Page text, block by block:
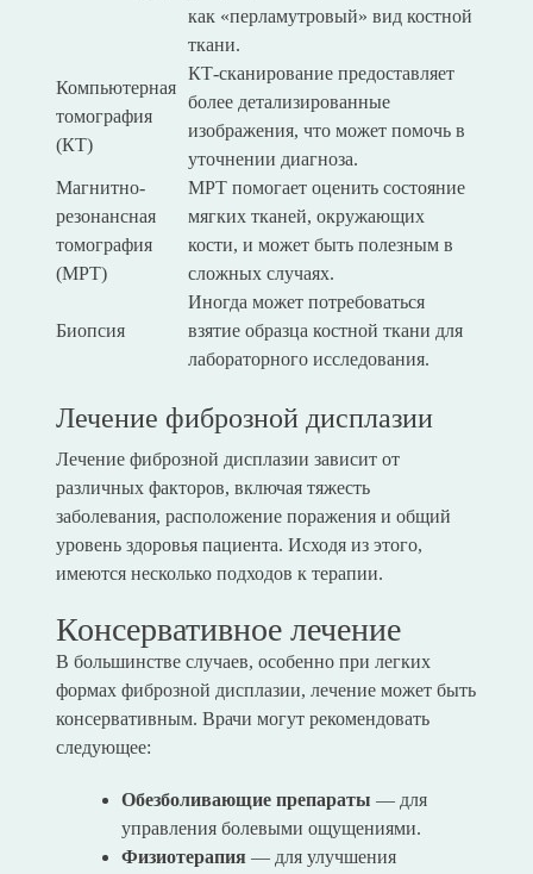
как «перламутровый» вид костной
ткани.
Компьютерная
томография
(КТ)
КТ-сканирование предоставляет
более детализированные
изображения, что может помочь в
уточнении диагноза.
Магнитно-
резонансная
томография
(МРТ)
МРТ помогает оценить состояние
мягких тканей, окружающих
кости, и может быть полезным в
сложных случаях.
Биопсия
Иногда может потребоваться
взятие образца костной ткани для
лабораторного исследования.
Лечение фиброзной дисплазии
Лечение фиброзной дисплазии зависит от
различных факторов, включая тяжесть
заболевания, расположение поражения и общий
уровень здоровья пациента. Исходя из этого,
имеются несколько подходов к терапии.
Консервативное лечение
В большинстве случаев, особенно при легких
формах фиброзной дисплазии, лечение может быть
консервативным. Врачи могут рекомендовать
следующее:
Обезболивающие препараты — для
управления болевыми ощущениями.
Физиотерапия — для улучшения